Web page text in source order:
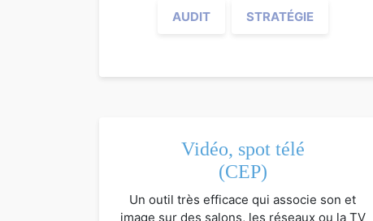
AUDIT STRATÉGIE
Vidéo, spot télé
(CEP)
Un outil très efficace qui associe son et
image sur des salons, les réseaux ou la TV